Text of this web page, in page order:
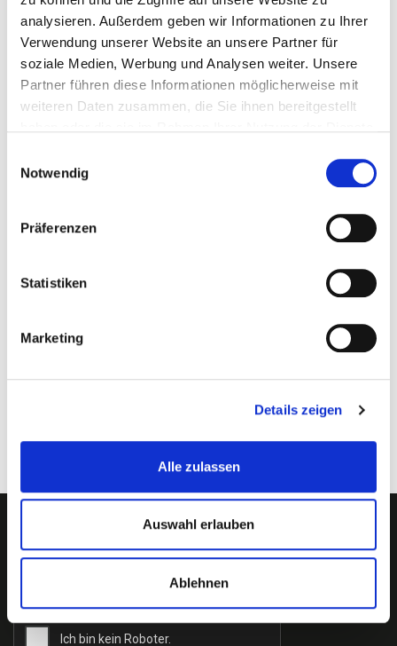
analysieren. Außerdem geben wir Informationen zu Ihrer
Verwendung unserer Website an unsere Partner für
soziale Medien, Werbung und Analysen weiter. Unsere
Partner führen diese Informationen möglicherweise mit
weiteren Daten zusammen, die Sie ihnen bereitgestellt
Notwendig
Präferenzen
Statistiken
Marketing
Details zeigen
Alle zulassen
Auswahl erlauben
Ablehnen
Wunschliste
Mehr Infos Technische Daten
MEHR INFOS
Newsletter abonnieren?